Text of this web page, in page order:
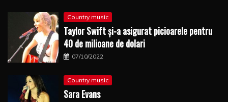
Country music
Taylor Swift şi-a asigurat picioarele pentru
40 de milioane de dolari
07/10/2022
Country music
Sara Evans